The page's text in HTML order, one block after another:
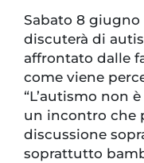
Sabato 8 giugno
discuterà di
affrontato dalle
come viene
“L’autismo non
un incontro che
discussione
soprattutto